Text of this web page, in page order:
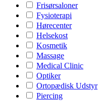
Frisørsaloner
Fysioterapi
Hørecenter
Helsekost
Kosmetik
Massage
Medical Clinic
Optiker
Ortopædisk Udstyr
Piercing